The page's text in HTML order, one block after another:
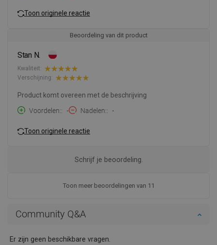
Toon originele reactie
Beoordeling van dit product
Stan N.
Kwaliteit:
Verschijning:
Product komt overeen met de beschrijving
Voordelen:
- Nadelen: -
Toon originele reactie
Toon meer beoordelingen van 11
Schrijf je beoordeling.
Community Q&A
Er zijn geen beschikbare vragen.